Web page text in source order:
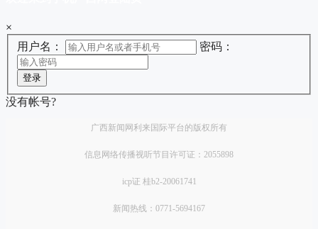
×
用户名：
密码：
登录
没有帐号?
广西新闻网利来国际平台的版权所有
信息网络传播视听节目许可证：2055898
icp证 桂b2-20061741
新闻热线：0771-5694167